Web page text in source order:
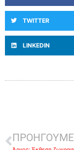
TWITTER
LINKEDIN